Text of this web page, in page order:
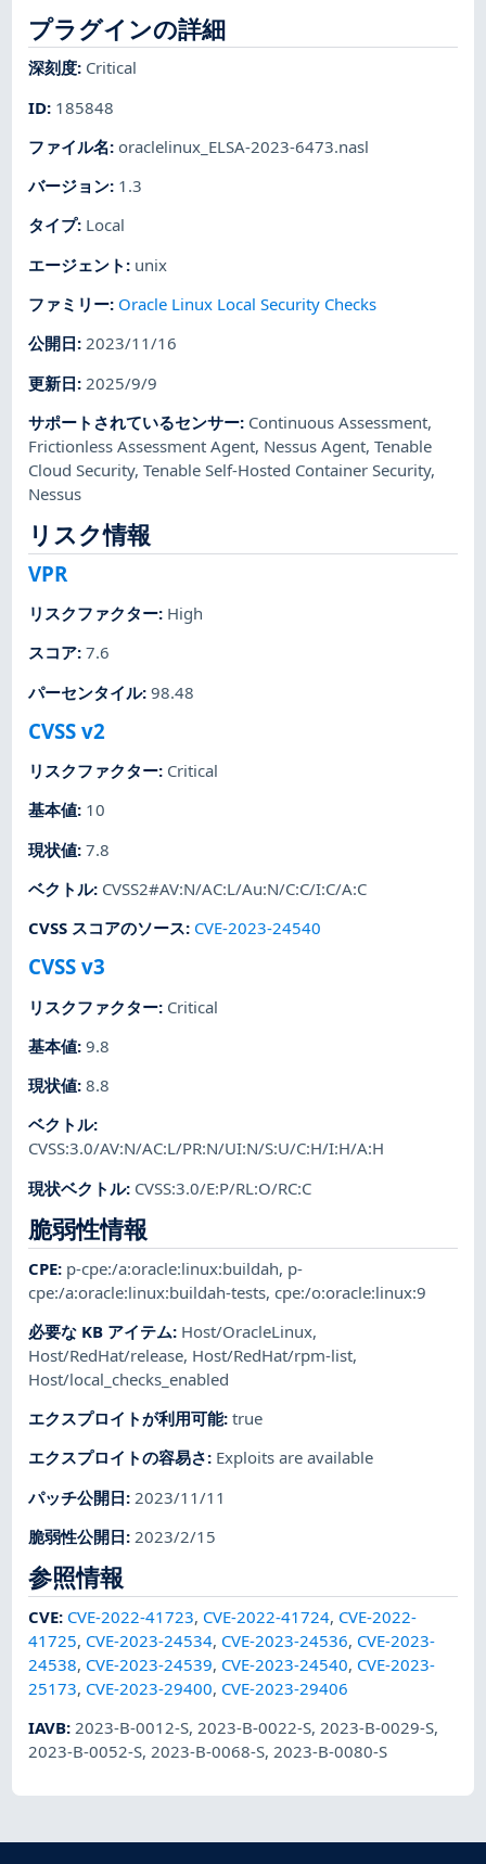
プラグインの詳細
深刻度: Critical
ID: 185848
ファイル名: oraclelinux_ELSA-2023-6473.nasl
バージョン: 1.3
タイプ: Local
エージェント : unix
ファミリー: Oracle Linux Local Security Checks
公開日:2023/11/16
更新日: 2025/9/9
サポートされているセンサー: Continuous Assessment,
Frictionless Assessment Agent, Nessus Agent,Tenable
Cloud Security,Tenable Self-Hosted Container Security,
Nessus
リスク情報
VPR
リスクファクター: High
スコア:7.6
パーセンタイル:98.48
CVSS v2
リスクファクター: Critical
基本値: 10
現状値:7.8
ベクトル: CVSS2#AV:N/AC:L/Au:N/C:C/I:C/A:C
CVSS スコアのソース: CVE-2023-24540
CVSS v3
リスクファクター: Critical
基本値:9.8
現状値:8.8
ベクトル:
CVSS:3.0/AV:N/AC:L/PR:N/UI:N/S:U/C:H/I:H/A:H
現状ベクトル: CVSS:3.0/E:P/RL:O/RC:C
脆弱性情報
CPE: p-cpe:/a:oracle:linux:buildah, p-
cpe:/a:oracle:linux:buildah-tests,cpe:/o:oracle:linux:9
必要な KB アイテム: Host/OracleLinux,
Host/RedHat/release, Host/RedHat/rpm-list,
Host/local_checks_enabled
エクスプロイトが利用可能:true
エクスプロイトの容易さ: Exploits are available
パッチ公開日: 2023/11/11
脆弱性公開日:2023/2/15
参照情報
CVE: CVE-2022-41723, CVE-2022-41724, CVE-2022-
41725, CVE-2023-24534, CVE-2023-24536, CVE-2023-
24538, CVE-2023-24539, CVE-2023-24540, CVE-2023-
25173, CVE-2023-29400, CVE-2023-29406
IAVB:2023-B-0012-S,2023-B-0022-S,2023-B-0029-S,
2023-B-0052-S,2023-B-0068-S,2023-B-0080-S